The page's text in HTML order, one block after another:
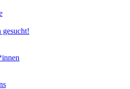
gesucht!